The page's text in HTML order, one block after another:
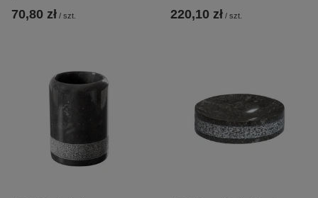
70,80 zł / szt. 220,10 zł / szt.